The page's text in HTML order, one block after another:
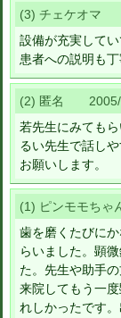
(3) チェケオマ
設備が充実してい
患者への説明も
(2) 匿名 2005/
若先生にみても
るい先生で話し
お願いします。
(1) ピンモモち
歯を磨くたびに
らいました。顕
た。先生や助手
来院してもう一
れしかったです